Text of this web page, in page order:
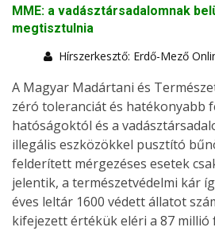
MME: a vadásztársadalomnak
megtisztulnia
Hírszerkesztő: Erdő-Mező
A Magyar Madártani és
zéró toleranciát és hatékonyabb
hatóságoktól és a
illegális eszközökkel pusztító
felderített mérgezéses esetek
jelentik, a természetvédelmi kár
éves leltár 1600 védett állatot
kifejezett értékük eléri a 87